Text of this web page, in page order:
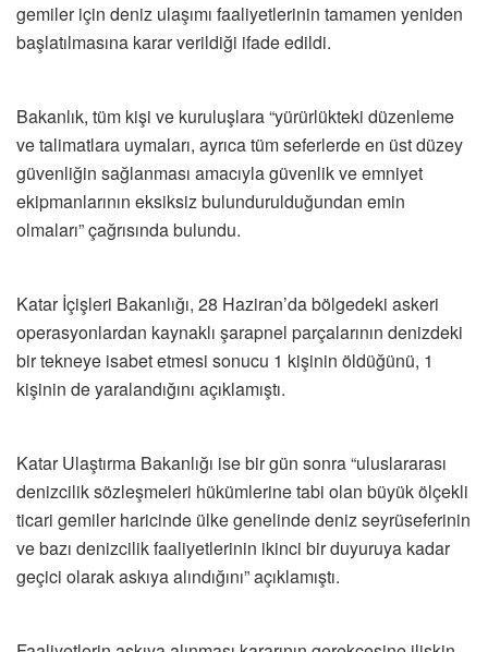
gemiler için deniz ulaşımı faaliyetlerinin tamamen yeniden
başlatılmasına karar verildiği ifade edildi.
Bakanlık, tüm kişi ve kuruluşlara “yürürlükteki düzenleme
ve talimatlara uymaları, ayrıca tüm seferlerde en üst düzey
güvenliğin sağlanması amacıyla güvenlik ve emniyet
ekipmanlarının eksiksiz bulundurulduğundan emin
olmaları” çağrısında bulundu.
Katar İçişleri Bakanlığı, 28 Haziran’da bölgedeki askeri
operasyonlardan kaynaklı şarapnel parçalarının denizdeki
bir tekneye isabet etmesi sonucu 1 kişinin öldüğünü, 1
kişinin de yaralandığını açıklamıştı.
Katar Ulaştırma Bakanlığı ise bir gün sonra “uluslararası
denizcilik sözleşmeleri hükümlerine tabi olan büyük ölçekli
ticari gemiler haricinde ülke genelinde deniz seyrüseferinin
ve bazı denizcilik faaliyetlerinin ikinci bir duyuruya kadar
geçici olarak askıya alındığını” açıklamıştı.